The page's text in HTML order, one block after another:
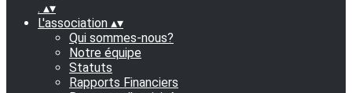
. ▴▾
L'association ▴▾
Qui sommes-nous?
Notre équipe
Statuts
Rapports Financiers